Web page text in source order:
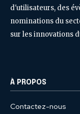
d'utilisateurs, des
nominations du
sur les innovations
À PROPOS
Contactez-nous